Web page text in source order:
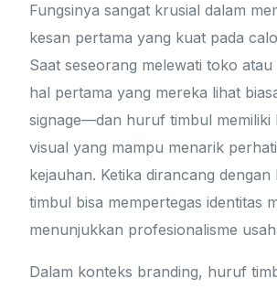
Fungsinya sangat krusial dalam
kesan pertama yang kuat pada
Saat seseorang melewati toko
hal pertama yang mereka lihat
signage—dan huruf timbul memiliki
visual yang mampu menarik
kejauhan. Ketika dirancang
timbul bisa mempertegas identitas
menunjukkan profesionalisme
Dalam konteks branding, huruf